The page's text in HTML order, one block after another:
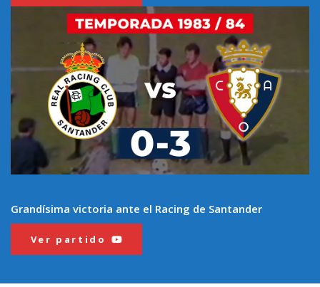
Grandísima victoria ante el Racing de Santander
Ver partido